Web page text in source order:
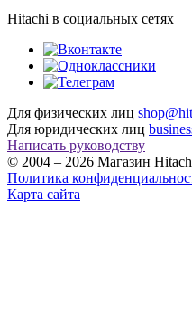
Hitachi в социальных сетях
Для физических лиц
Для юридических лиц
Написать руководству
© 2004 – 2026 Магазин
Политика
Карта сайта